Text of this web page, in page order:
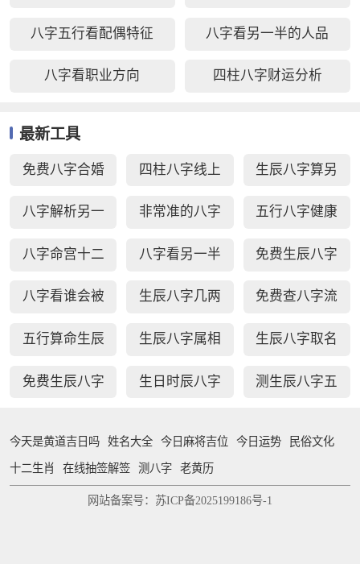
八字五行看配偶特征 八字看另一半的人品
八字看职业方向 四柱八字财运分析
最新工具
免费八字合婚
周易生辰八字
四柱八字线上
排盘
生辰八字算另
一半长相
八字解析另一
半
非常准的八字
日柱秘诀查询
五行八字健康
疾病测算
八字命宫十二
宫断事
八字看另一半
家境能力
免费生辰八字
选车牌号
八字看谁会被
你吸引
生辰八字几两
几钱对照表
免费查八字流
年运势
五行算命生辰
八字测算
生辰八字属相
婚配查询
生辰八字取名
字免费测试
免费生辰八字 生日时辰八字 测生辰八字五
今天是黄道吉日吗 姓名大全 今日麻将吉位 今日运势 民俗文化
十二生肖 在线抽签解签 测八字 老黄历
网站备案号：苏ICP备2025199186号-1